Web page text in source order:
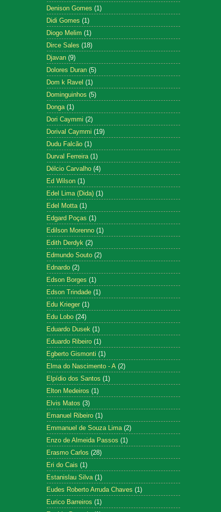
Denison Gomes (1)
Didi Gomes (1)
Diogo Melim (1)
Dirce Sales (18)
Djavan (9)
Dolores Duran (5)
Dom k Ravel (1)
Dominguinhos (5)
Donga (1)
Dori Caymmi (2)
Dorival Caymmi (19)
Dudu Falcão (1)
Durval Ferreira (1)
Délcio Carvalho (4)
Ed Wilson (1)
Edel Lima (Dida) (1)
Edel Motta (1)
Edgard Poças (1)
Edilson Morenno (1)
Edith Derdyk (2)
Edmundo Souto (2)
Ednardo (2)
Edson Borges (1)
Edson Trindade (1)
Edu Krieger (1)
Edu Lobo (24)
Eduardo Dusek (1)
Eduardo Ribeiro (1)
Egberto Gismonti (1)
Elma do Nascimento - A (2)
Elpídio dos Santos (1)
Elton Medeiros (1)
Elvis Matos (3)
Emanuel Ribeiro (1)
Emmanuel de Souza Lima (2)
Enzo de Almeida Passos (1)
Erasmo Carlos (28)
Eri do Cais (1)
Estanislau Silva (1)
Eudes Roberto Arruda Chaves (1)
Eurico Barreiros (1)